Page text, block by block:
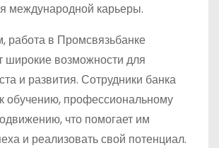
международной карьеры.
работа в Промсвязьбанке
широкие возможности для
и развития. Сотрудники банка
обучению, профессиональному
что помогает им
и реализовать свой потенциал.